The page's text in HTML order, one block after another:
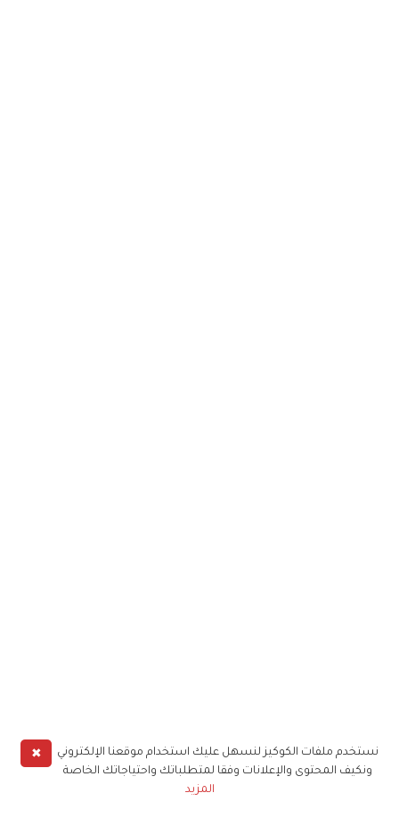
✖
نستخدم ملفات الكوكيز لنسهل عليك استخدام موقعنا الإلكتروني
ونكيف المحتوى والإعلانات وفقا لمتطلباتك واحتياجاتك الخاصة
المزيد